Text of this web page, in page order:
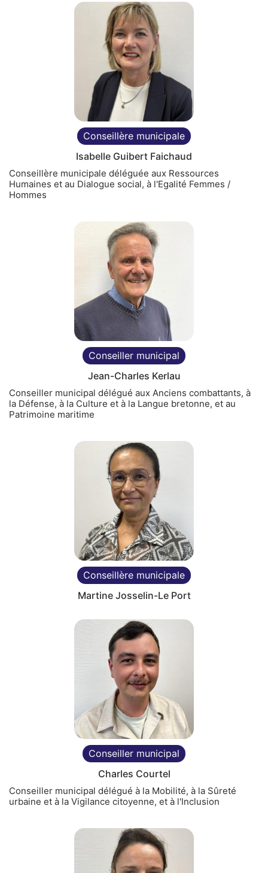
Conseillère municipale
Isabelle Guibert Faichaud
Conseillère municipale déléguée aux Ressources
Humaines et au Dialogue social, à l'Egalité Femmes /
Hommes
Conseiller municipal
Jean-Charles Kerlau
Conseiller municipal délégué aux Anciens combattants, à
la Défense, à la Culture et à la Langue bretonne, et au
Patrimoine maritime
Conseillère municipale
Martine Josselin-Le Port
Conseiller municipal
Charles Courtel
Conseiller municipal délégué à la Mobilité, à la Sûreté
urbaine et à la Vigilance citoyenne, et à l'Inclusion